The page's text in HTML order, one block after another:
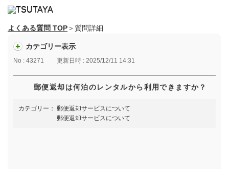
よくある質問 TOP＞質問詳細
カテゴリー表示
No : 43271 更新日時 : 2025/12/11 14:31
郵便返却は何泊のレンタルから利用できますか？
カテゴリー： 郵便返却サービスについて
郵便返却サービスについて